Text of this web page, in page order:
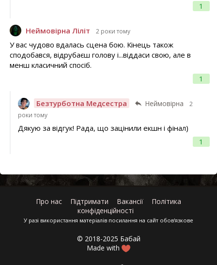
1
Неймовірна Ліліт 2 роки тому
1
У вас чудово вдалась сцена бою. Кінець також
сподобався, відрубаєш голову і...віддаси свою, але в
менш класичний спосіб.
Безтурботна Медсестра Неймовірна
2
роки тому
1
Дякую за відгук! Рада, що зацінили екшн і фінал)
Про нас Підтримати Вакансії
Політика
конфіденційності
У разі використання матеріалів посилання на сайт обов'язкове
© 2018-2025 Бабай
Made with